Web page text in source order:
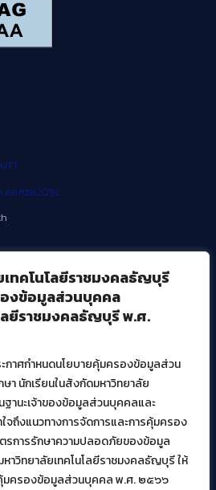
เทคโนโลยีราชมงคลธัญบุรี
งข้อมูลส่วนบุคคล
ลยีราชมงคลธัญบุรี พ.ศ.
กาศกำหนดนโยบายคุ้มครองข้อมูลส่วน
า นักเรียนในสังกัดมหาวิทยาลัย
ฐานะเจ้าของข้อมูลส่วนบุคคลและ
จถึงแนวทางการจัดการและการคุ้มครอง
รการรักษาความปลอดภัยของข้อมูล
าวิทยาลัยเทคโนโลยีราชมงคลธัญบุรี ให้
มครองข้อมูลส่วนบุคคล พ.ศ. ๒๕๖๖
tXe209C
หน่วยงานภายนอก
นาผู้ประกอบการ SME โดย. มทร.ธัญบุรี
อข่ายผู้ให้บริการเครื่องจักรกลทางการ